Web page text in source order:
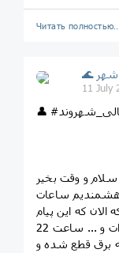
Читать полностью…
شهر
11 July
سلام و وقت بخیر
ساعات
الان که این پیام
و مینویسم در این شرایط گرما و حشرات و ... ساعت 22
برق قطع شده و